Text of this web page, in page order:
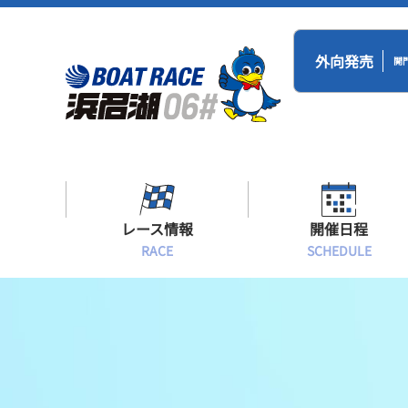
外向発売 開
レース情報
RACE
開催日程
SCHEDULE